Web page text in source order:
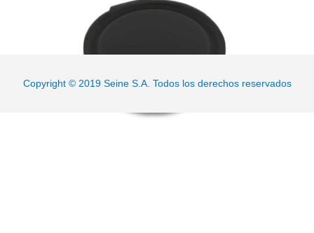
Copyright © 2019 Seine S.A. Todos los derechos reservados